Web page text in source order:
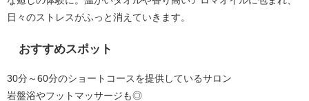
日々のストレスがふっと消えていきます。
おすすめスポット
30分～60分のショートコースを提供しているサロン
岩盤浴やフットマッサージも◎